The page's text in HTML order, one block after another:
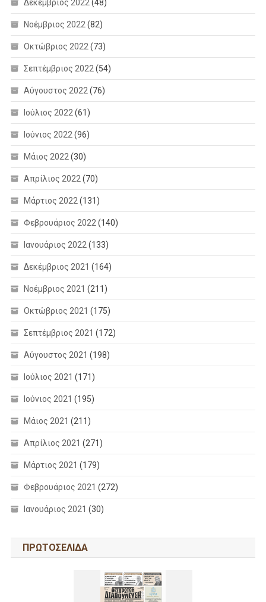
Δεκέμβριος 2022 (48)
Νοέμβριος 2022 (82)
Οκτώβριος 2022 (73)
Σεπτέμβριος 2022 (54)
Αύγουστος 2022 (76)
Ιούλιος 2022 (61)
Ιούνιος 2022 (96)
Μάιος 2022 (30)
Απρίλιος 2022 (70)
Μάρτιος 2022 (131)
Φεβρουάριος 2022 (140)
Ιανουάριος 2022 (133)
Δεκέμβριος 2021 (164)
Νοέμβριος 2021 (211)
Οκτώβριος 2021 (175)
Σεπτέμβριος 2021 (172)
Αύγουστος 2021 (198)
Ιούλιος 2021 (171)
Ιούνιος 2021 (195)
Μάιος 2021 (211)
Απρίλιος 2021 (271)
Μάρτιος 2021 (179)
Φεβρουάριος 2021 (272)
Ιανουάριος 2021 (30)
ΠΡΩΤΟΣΕΛΙΔΑ